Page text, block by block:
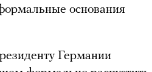
основания
Германии